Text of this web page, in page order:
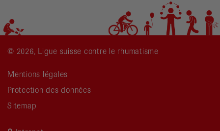
© 2026, Ligue suisse contre le rhumatisme
Mentions légales
Protection des données
Sitemap